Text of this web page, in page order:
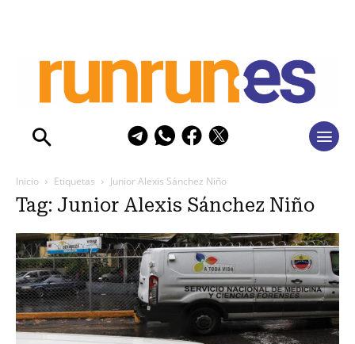
Inicio Etiquetas Junior Alexis Sánchez Niño
Tag: Junior Alexis Sánchez Niño